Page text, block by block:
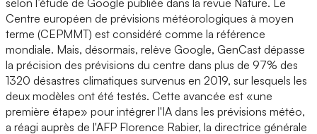
Centre européen de prévisions météorologiques à moyen
terme (CEPMMT) est considéré comme la référence
mondiale. Mais, désormais, relève Google, GenCast dépasse
la précision des prévisions du centre dans plus de 97% des
1320 désastres climatiques survenus en 2019, sur lesquels les
deux modèles ont été testés. Cette avancée est «une
première étape» pour intégrer l'IA dans les prévisions météo,
a réagi auprès de l'AFP Florence Rabier, la directrice générale